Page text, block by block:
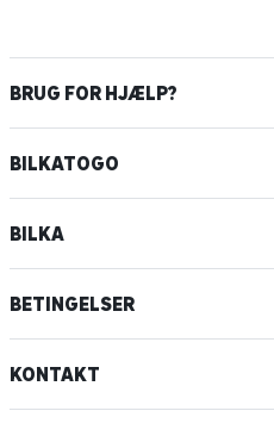
BRUG FOR HJÆLP?
BILKATOGO
BILKA
BETINGELSER
KONTAKT